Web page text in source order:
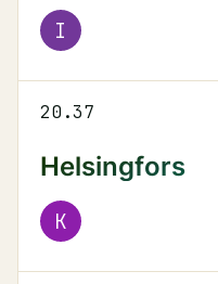
I
20.37
Helsingfors
K